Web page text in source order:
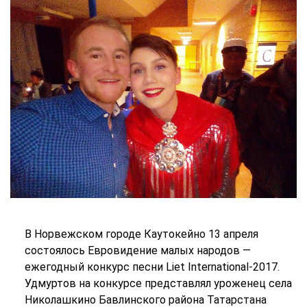
В Норвежском городе Каутокейно 13 апреля
состоялось Евровидение малых народов —
ежегодный конкурс песни Liet International-2017.
Удмуртов на конкурсе представлял уроженец села
Николашкино Бавлинского района Татарстана